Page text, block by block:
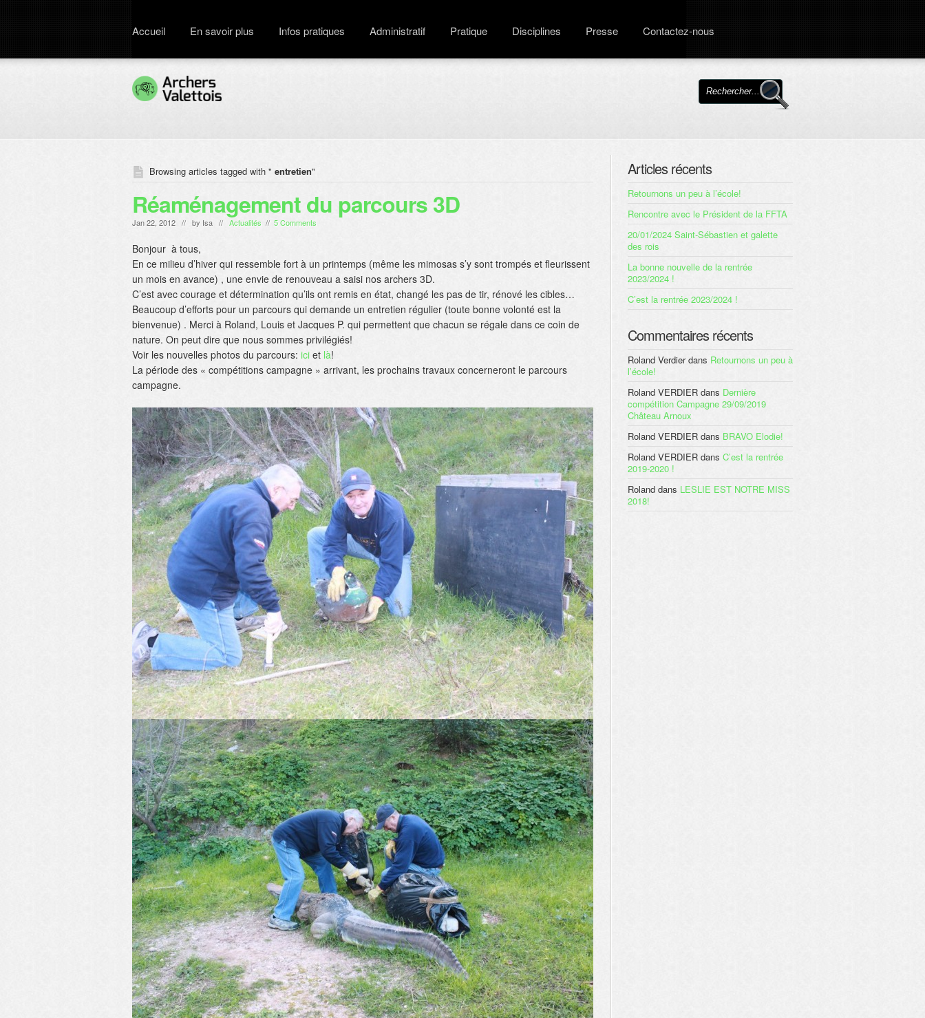
Accueil En savoir plus Infos pratiques Administratif Pratique Disciplines Presse Contactez-nous
Browsing articles tagged with " entretien"
Réaménagement du parcours 3D
Jan 22, 2012 // by Isa // Actualités // 5 Comments
Bonjour à tous,
En ce milieu d’hiver qui ressemble fort à un printemps (même les mimosas s’y sont trompés et fleurissent
un mois en avance) , une envie de renouveau a saisi nos archers 3D.
C’est avec courage et détermination qu’ils ont remis en état, changé les pas de tir, rénové les cibles…
Beaucoup d’efforts pour un parcours qui demande un entretien régulier (toute bonne volonté est la
bienvenue) . Merci à Roland, Louis et Jacques P. qui permettent que chacun se régale dans ce coin de
nature. On peut dire que nous sommes privilégiés!
Voir les nouvelles photos du parcours: ici et là!
La période des « compétitions campagne » arrivant, les prochains travaux concerneront le parcours
campagne.
Articles récents
Retournons un peu à l’école!
Rencontre avec le Président de la FFTA
20/01/2024 Saint-Sébastien et galette
des rois
La bonne nouvelle de la rentrée
2023/2024 !
C’est la rentrée 2023/2024 !
Commentaires récents
Roland Verdierdans Retournons un peu à
l’école!
Roland VERDIER dans Dernière
compétition Campagne 29/09/2019
Château Arnoux
Roland VERDIER dans BRAVO Elodie!
Roland VERDIER dans C’est la rentrée
2019-2020 !
Roland dans LESLIE EST NOTRE MISS
2018!